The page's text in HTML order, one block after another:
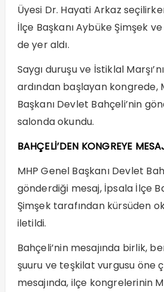
Üyesi Dr. Hayati Arkaz
İlçe Başkanı Aybüke Şimşek
de yer aldı.
Saygı duruşu ve İstiklal
ardından başlayan kongrede,
Başkanı Devlet Bahçeli’nin
salonda okundu.
BAHÇELİ’DEN KONGREYE
MHP Genel Başkanı Devlet
gönderdiği mesaj, İpsala İlçe
Şimşek tarafından kürsüden
iletildi.
Bahçeli’nin mesajında birlik,
şuuru ve teşkilat vurgusu öne
mesajında, ilçe kongrelerinin